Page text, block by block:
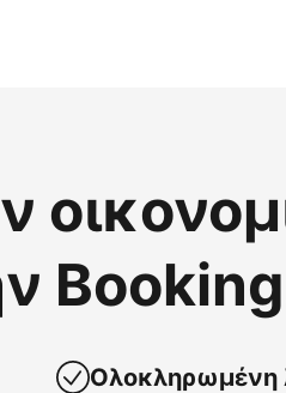
Ολοκληρωμένη